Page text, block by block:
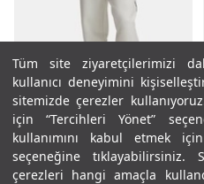
Tüm site ziyaretçilerimizi
kullanıcı deneyimini
sitemizde çerezler
için “Tercihleri Yönet”
kullanımını kabul etmek
seçeneğine
çerezleri hangi amaçla